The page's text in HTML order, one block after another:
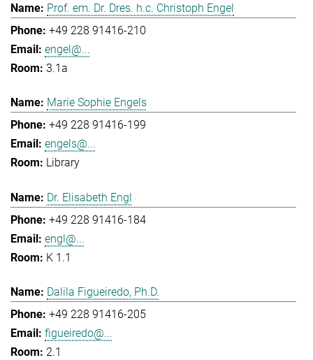
Prof. em. Dr. Dres. h.c. Christoph Engel
+49 228 91416-210
engel@...
3.1a
Marie Sophie Engels
+49 228 91416-199
engels@...
Library
Dr. Elisabeth Engl
+49 228 91416-184
engl@...
K 1.1
Dalila Figueiredo, Ph.D.
+49 228 91416-205
figueiredo@...
2.1